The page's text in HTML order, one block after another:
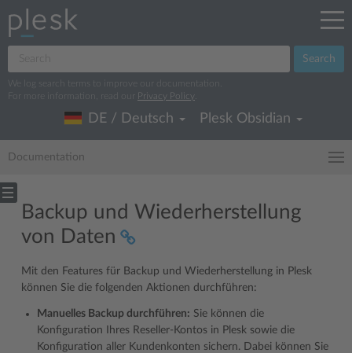
Search
We log search terms to improve our documentation.
For more information, read our
Privacy Policy
DE / Deutsch Plesk Obsidian
Documentation
Backup und Wiederherstellung
von Daten
Mit den Features für Backup und Wiederherstellung in Plesk
können Sie die folgenden Aktionen durchführen:
Manuelles Backup durchführen: Sie können die
Konfiguration Ihres Reseller-Kontos in Plesk sowie die
Konfiguration aller Kundenkonten sichern. Dabei können Sie